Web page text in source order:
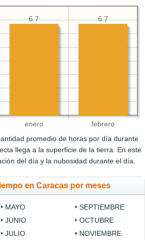
enero febrero
6.7
6.7
promedio de horas por día durante
llega a la superficie de la tierra. En este
del día y la nubosidad durante el día.
en Caracas por meses
MAYO
JUNIO
JULIO
SEPTIEMBRE
OCTUBRE
NOVIEMBRE